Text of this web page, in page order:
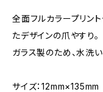
全面フルカラープリン
たデザインの爪やすり。
ガラス製のため、水洗
サイズ：12mm×135mm